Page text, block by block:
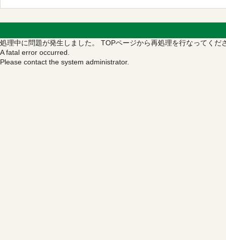
処理中に問題が発生しました。 TOPページから再処理を行なってくだ
A fatal error occurred.
Please contact the system administrator.